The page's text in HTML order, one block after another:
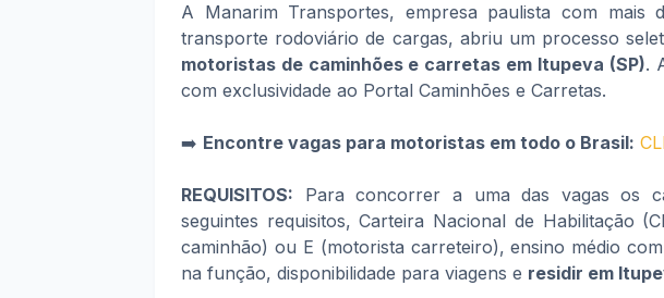
A Manarim Transportes, empresa paulista com mais
transporte rodoviário de cargas, abriu um processo
motoristas de caminhões e carretas em Itupeva (SP).
com exclusividade ao Portal Caminhões e Carretas.
➡️ Encontre vagas para motoristas em todo o Brasil:
REQUISITOS:
Para concorrer a uma das vagas os
seguintes requisitos, Carteira Nacional de Habilitação
caminhão) ou E (motorista carreteiro), ensino médio
na função, disponibilidade para viagens e residir em